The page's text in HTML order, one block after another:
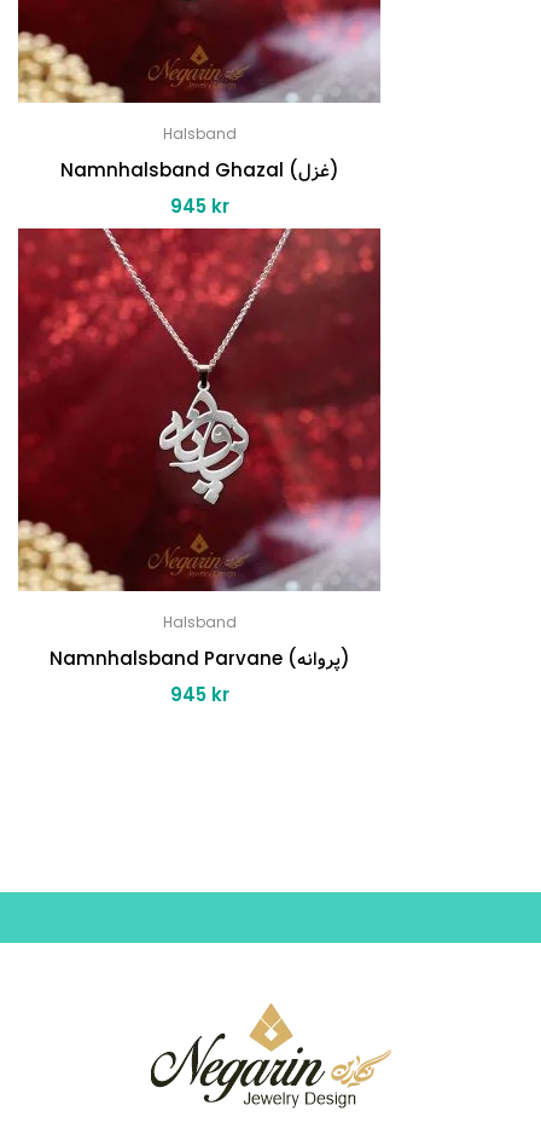
Halsband
Namnhalsband Ghazal (غزل)
945 kr
Halsband
Namnhalsband Parvane (پروانه)
945 kr